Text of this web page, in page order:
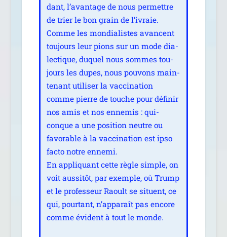
dant, l’avantage de nous per­mettre
de trier le bon grain de l’ivraie.
Comme les mon­dia­listes avancent
tou­jours leur pions sur un mode dia­
lec­tique, duquel nous sommes tou­
jours les dupes, nous pou­vons main­
te­nant uti­li­ser la vac­ci­na­tion
comme pierre de touche pour défi­nir
nos amis et nos enne­mis : qui­
conque a une posi­tion neutre ou
favo­rable à la vac­ci­na­tion est ipso
fac­to notre enne­mi.
En appli­quant cette règle simple, on
voit aus­si­tôt, par exemple, où Trump
et le pro­fes­seur Raoult se situent, ce
qui, pour­tant, n’apparaît pas encore
comme évident à tout le monde.